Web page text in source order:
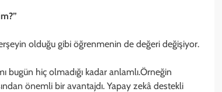
olduğu gibi öğrenmenin de değeri değişiyor.
bugün hiç olmadığı kadar anlamlı.Örneğin
önemli bir avantajdı. Yapay zekâ destekli